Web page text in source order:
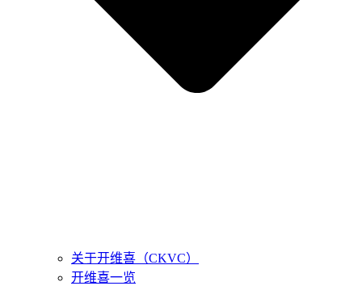
关于开维喜（CKVC）
开维喜一览